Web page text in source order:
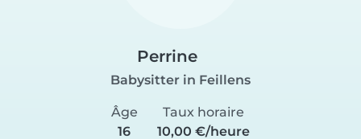
Perrine
Babysitter in Feillens
Âge
16
Taux horaire
10,00 €/heure